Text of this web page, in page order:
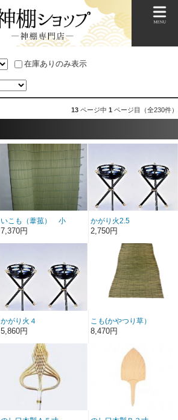
在庫ありのみ表示
13 ページ中 1 ページ目（全230件）
いこも（葦菰） 小
(90x90)
7,370円
かがり火2.5
2,750円
かがり火４
5,860円
こも(かやつり草）
90x180 神社調度品・地
鎮祭用品
8,470円